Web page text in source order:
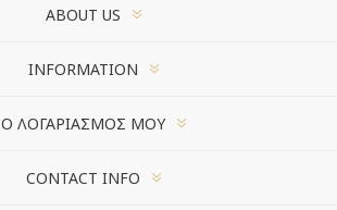
ABOUT US
INFORMATION
Ο ΛΟΓΑΡΙΑΣΜΌΣ ΜΟΥ
CONTACT INFO